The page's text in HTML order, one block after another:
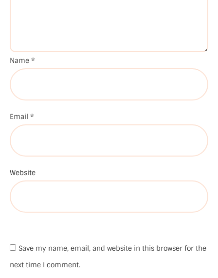
Name *
Email *
Website
Save my name, email, and website in this browser for the
next time I comment.